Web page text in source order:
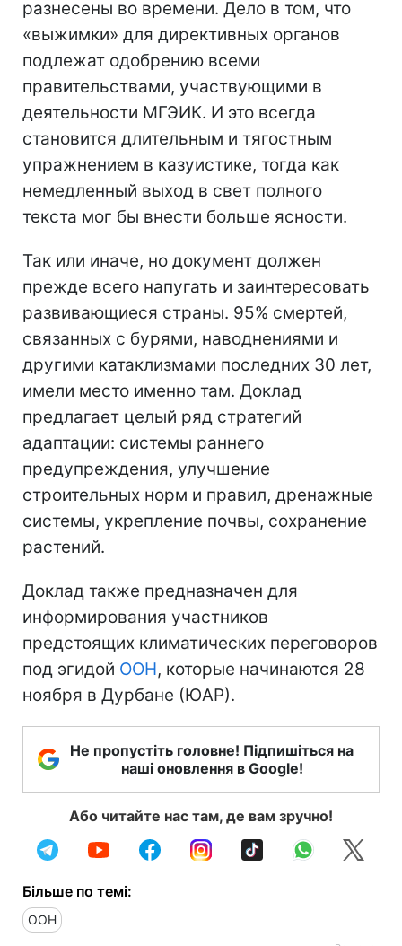
разнесены во времени. Дело в том, что
«выжимки» для директивных органов
подлежат одобрению всеми
правительствами, участвующими в
деятельности МГЭИК. И это всегда
становится длительным и тягостным
упражнением в казуистике, тогда как
немедленный выход в свет полного
текста мог бы внести больше ясности.
Так или иначе, но документ должен
прежде всего напугать и заинтересовать
развивающиеся страны. 95% смертей,
связанных с бурями, наводнениями и
другими катаклизмами последних 30 лет,
имели место именно там. Доклад
предлагает целый ряд стратегий
адаптации: системы раннего
предупреждения, улучшение
строительных норм и правил, дренажные
системы, укрепление почвы, сохранение
растений.
Доклад также предназначен для
информирования участников
предстоящих климатических переговоров
под эгидой ООН, которые начинаются 28
ноября в Дурбане (ЮАР).
Не пропустіть головне! Підпишіться на
наші оновлення в Google!
Або читайте нас там, де вам зручно!
Більше по темі:
ООН